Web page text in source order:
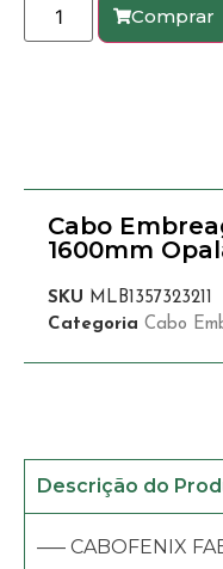
Comprar
Cabo
1600mm
SKU MLB1357323211
Categoria Cabo
Descrição do
—– CABOFENIX